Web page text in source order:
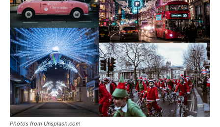
Photos from Unsplash.com